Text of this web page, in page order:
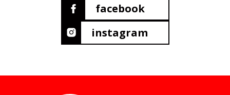
facebook
instagram